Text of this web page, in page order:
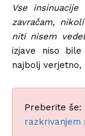
Vse
zavračam,
niti nisem
izjave niso
najbolj
Preberite še:
razkrivanjem